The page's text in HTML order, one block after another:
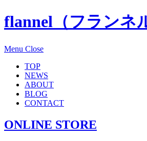
flannel（フランネ
Menu Close
TOP
NEWS
ABOUT
BLOG
CONTACT
ONLINE STORE